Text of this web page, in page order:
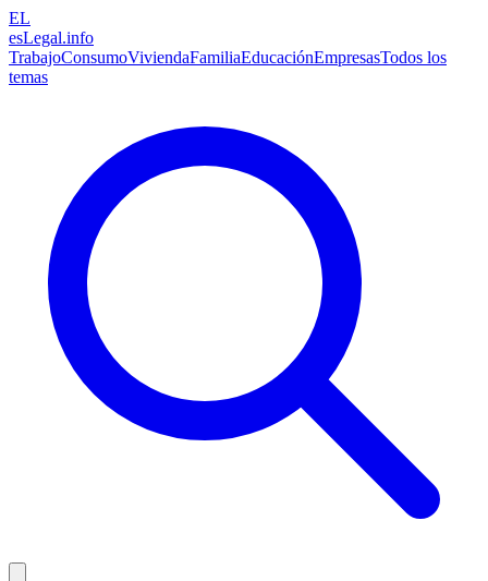
EL
esLegal.info
TrabajoConsumoViviendaFamiliaEducaciónEmpresasTodos los
temas